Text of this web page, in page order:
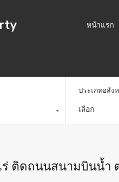
หน้าแรก
ประเภทอสัง
เลือก
ติดถนนสนามบินน้ำ